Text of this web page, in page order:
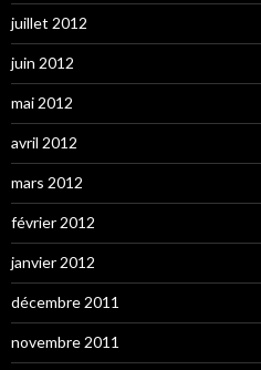
juillet 2012
juin 2012
mai 2012
avril 2012
mars 2012
février 2012
janvier 2012
décembre 2011
novembre 2011